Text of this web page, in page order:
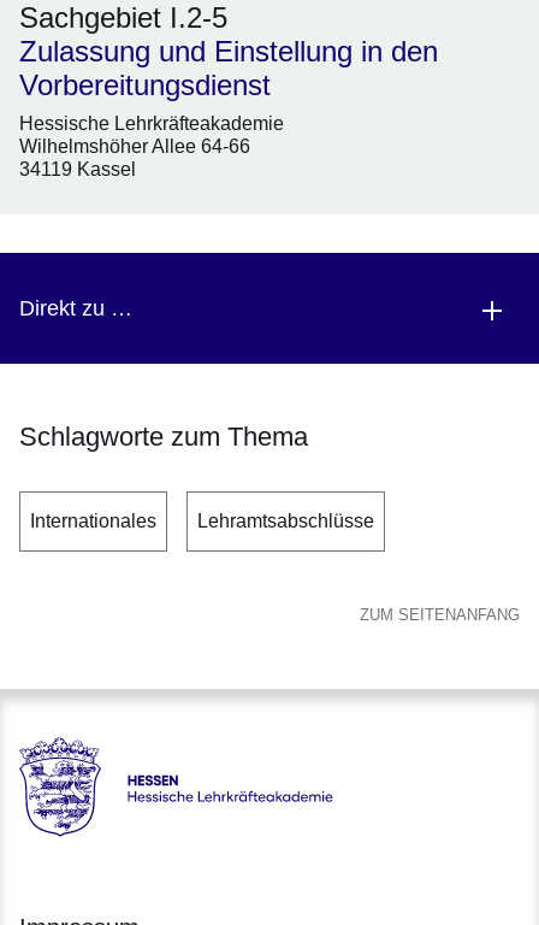
Sachgebiet I.2-5
Zulassung und Einstellung in den
Vorbereitungsdienst
Hessische Lehrkräfteakademie
Wilhelmshöher Allee 64-66
34119 Kassel
Direkt zu …
Schlagworte zum Thema
Internationales Lehramtsabschlüsse
ZUM SEITENANFANG
Hessen - Hessische Lehrkräfteakademie